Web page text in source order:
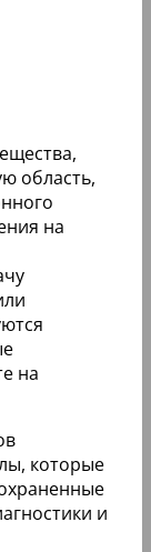
область,
на
на
которые
и